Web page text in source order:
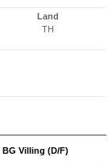
Land
TH
Villing (D/F)